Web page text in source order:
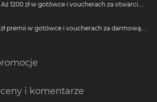
Aż 1200 zł w gotówce i voucherach za otwarcie
zł premii w gotówce i voucherach za darmową
Simplicity
i komentarze